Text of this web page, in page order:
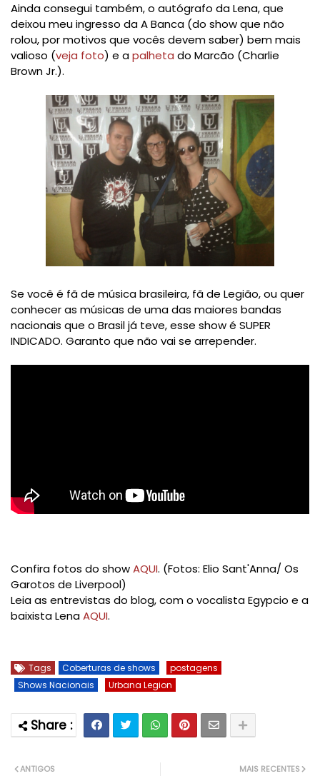
Ainda consegui também, o autógrafo da Lena, que
deixou meu ingresso da A Banca (do show que não
rolou, por motivos que vocês devem saber) bem mais
valioso (veja foto) e apalheta do Marcão (Charlie
Brown Jr.).
Se você é fã de música brasileira, fã de Legião, ou quer
conhecer as músicas de uma das maiores bandas
nacionais que o Brasil já teve, esse show é SUPER
INDICADO. Garanto que não vai se arrepender.
Confira fotos do showAQUI. (Fotos: Elio Sant'Anna/ Os
Garotos de Liverpool)
Leia as entrevistas do blog, com o vocalista Egypcio e a
baixista LenaAQUI.
Tags Coberturas de shows
postagens
Shows Nacionais
Urbana Legion
MAIS RECENTES
ANTIGOS